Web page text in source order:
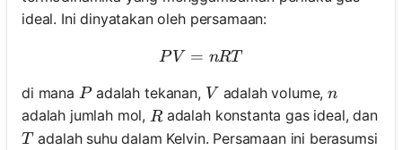
ideal. Ini dinyatakan oleh persamaan:
PV = nRT
PV = nRT
di mana P
Padalah tekanan, V
V adalah volume,n
n
adalah jumlah mol, R
Radalah konstanta gas ideal, dan
T
T adalah suhu dalam Kelvin. Persamaan ini berasumsi